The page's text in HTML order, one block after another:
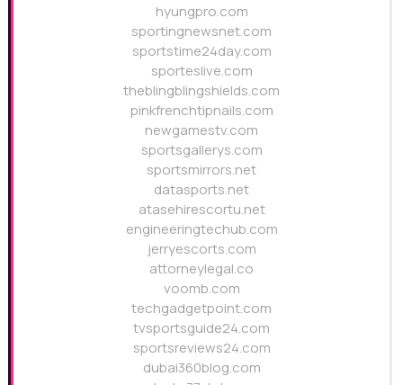
hyungpro.com
sportingnewsnet.com
sportstime24day.com
sporteslive.com
theblingblingshields.com
pinkfrenchtipnails.com
newgamestv.com
sportsgallerys.com
sportsmirrors.net
datasports.net
atasehirescortu.net
engineeringtechub.com
jerryescorts.com
attorneylegal.co
voomb.com
techgadgetpoint.com
tvsportsguide24.com
sportsreviews24.com
dubai360blog.com